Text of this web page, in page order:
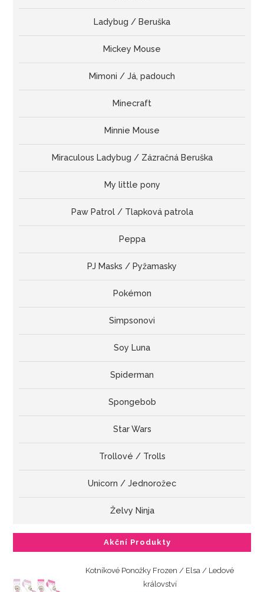
Ladybug / Beruška
Mickey Mouse
Mimoni / Já, padouch
Minecraft
Minnie Mouse
Miraculous Ladybug / Zázračná Beruška
My little pony
Paw Patrol / Tlapková patrola
Peppa
PJ Masks / Pyžamasky
Pokémon
Simpsonovi
Soy Luna
Spiderman
Spongebob
Star Wars
Trollové / Trolls
Unicorn / Jednorožec
Želvy Ninja
Akční Produkty
Kotníkové Ponožky Frozen / Elsa / Ledové
království